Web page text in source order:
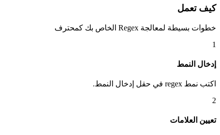
كيف تعمل
خطوات بسيطة لمعالجة Regex الخاص بك كمحترف
1
إدخال النمط
اكتب نمط regex في حقل إدخال النمط.
2
تعيين العلامات